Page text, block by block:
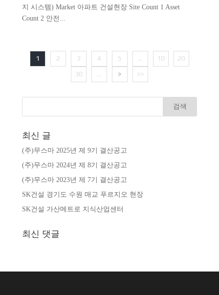
지 시스템) Market 아파트 건설현장 Site Count 1 Asset
Count 2 안전...
1 2 3 4 5 ... 10
20
30
... > >>
최신 글
(주)무스마 2025년 제 9기 결산공고
(주)무스마 2024년 제 8기 결산공고
(주)무스마 2023년 제 7기 결산공고
SK건설 경기도 수원 매교 푸르지오 현장
SK건설 가산메트로 지식산업센터
최신 댓글